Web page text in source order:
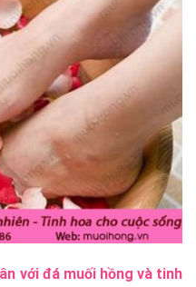
với đá muối hồng và tinh